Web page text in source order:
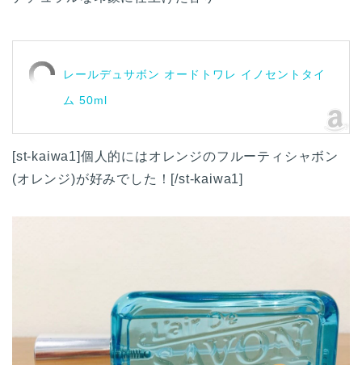
レールデュサボン オードトワレ イノセントタイ
ム 50ml
[st-kaiwa1]個人的にはオレンジのフルーティシャボン
(オレンジ)が好みでした！[/st-kaiwa1]